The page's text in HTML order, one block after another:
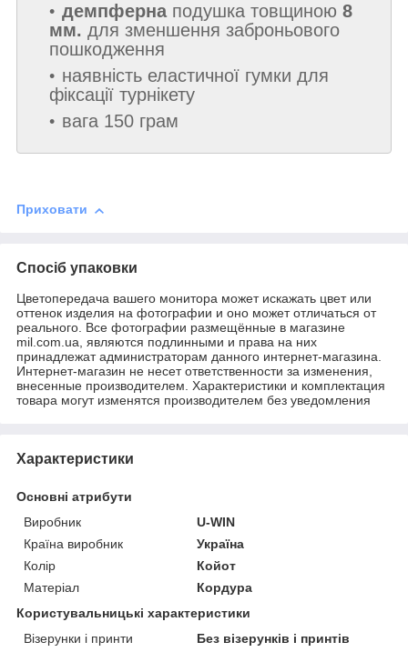
демпфернаподушка товщиною 8
мм. для зменшення заброньового
пошкодження
наявність еластичної гумки для
фіксації турнікету
вага 150 грам
Приховати
Спосіб упаковки
Цветопередача вашего монитора может искажать цвет или
оттенок изделия на фотографии и оно может отличаться от
реального. Все фотографии размещённые в магазине
mil.com.ua, являются подлинными и права на них
принадлежат администраторам данного интернет-магазина.
Интернет-магазин не несет ответственности за изменения,
внесенные производителем. Характеристики и комплектация
товара могут изменятся производителем без уведомления
Характеристики
Основні атрибути
Виробник
U-WIN
Країна виробник
Україна
Колір
Койот
Матеріал
Кордура
Користувальницькі характеристики
Візерунки і принти
Без візерунків і принтів